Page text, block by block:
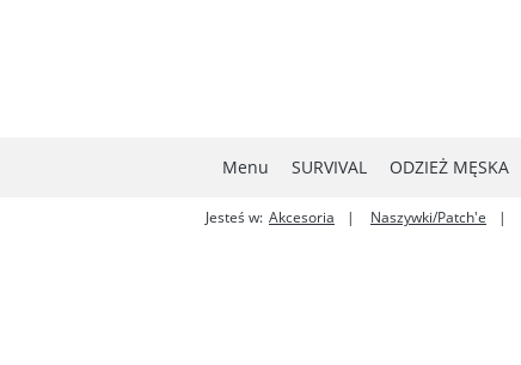
Menu SURVIVAL ODZIEŻ MĘSKA
Jesteś w: Akcesoria Naszywki/Patch'e